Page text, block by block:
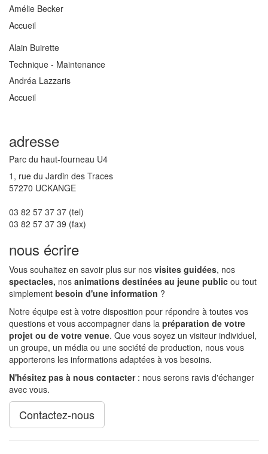
Amélie Becker
Accueil
Alain Buirette
Technique - Maintenance
Andréa Lazzaris
Accueil
adresse
Parc du haut-fourneau U4
1, rue du Jardin des Traces
57270 UCKANGE
03 82 57 37 37 (tel)
03 82 57 37 39 (fax)
nous écrire
Vous souhaitez en savoir plus sur nos visites guidées, nos
spectacles, nos animations destinées au jeune public ou tout
simplement besoin d'une information ?
Notre équipe est à votre disposition pour répondre à toutes vos
questions et vous accompagner dans la préparation de votre
projet ou de votre venue. Que vous soyez un visiteur individuel,
un groupe, un média ou une société de production, nous vous
apporterons les informations adaptées à vos besoins.
N'hésitez pas à nous contacter: nous serons ravis d'échanger
avec vous.
Contactez-nous